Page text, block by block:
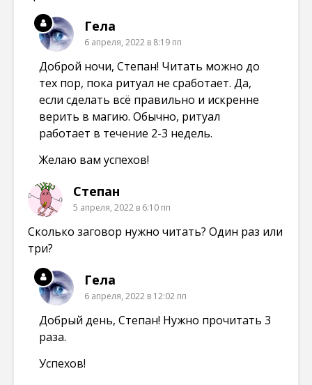
Гела
6 апреля, 2022 в 8:19 пп
Доброй ночи, Степан! Читать можно до
тех пор, пока ритуал не сработает. Да,
если сделать всё правильно и искренне
верить в магию. Обычно, ритуал
работает в течение 2-3 недель.
Желаю вам успехов!
Степан
5 апреля, 2022 в 6:10 пп
Сколько заговор нужно читать? Один раз или
три?
Гела
6 апреля, 2022 в 12:02 пп
Добрый день, Степан! Нужно прочитать 3
раза.
Успехов!